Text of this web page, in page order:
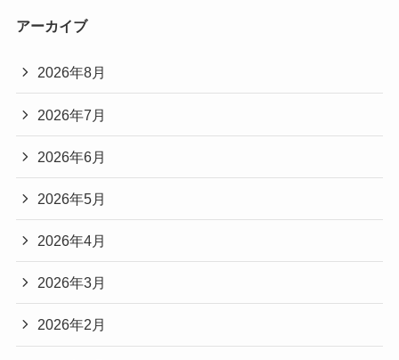
アーカイブ
2026年8月
2026年7月
2026年6月
2026年5月
2026年4月
2026年3月
2026年2月